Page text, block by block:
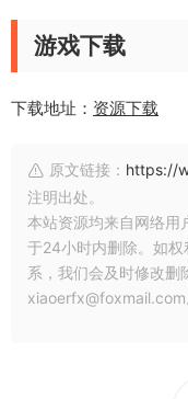
游戏下载
下载地址： 资源下载
原文链接： https://
注明出处。
本站资源均来自网络用
于24小时内删除。如
系，我们会及时修改删
xiaoerfx@foxmail.com